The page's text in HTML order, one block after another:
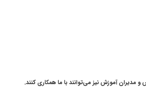
مدیران آموزش نیز می‌توانند با ما همکاری کنند.